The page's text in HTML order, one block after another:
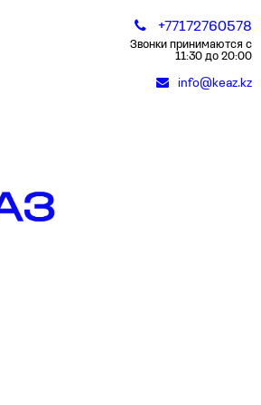
+77172760578
Звонки принимаются с
11:30 до 20:00
info@keaz.kz